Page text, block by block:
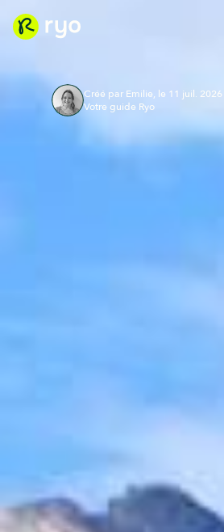
Créé par Emilie, le 11 juil. 2026
Votre guide Ryo